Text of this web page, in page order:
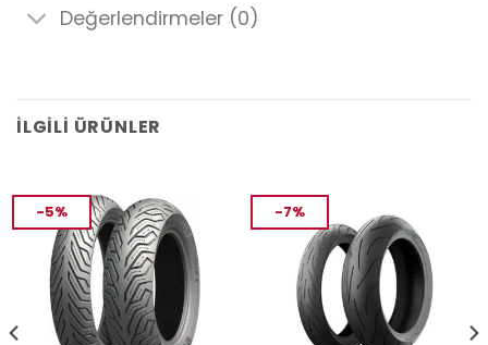
Değerlendirmeler (0)
İLGILI ÜRÜNLER
-5% -7%